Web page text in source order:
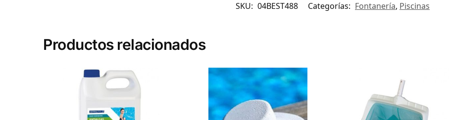
SKU: 04BEST488 Categorías: Fontanería, Piscinas
Productos relacionados